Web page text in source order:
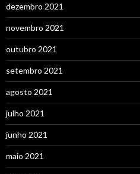
dezembro 2021
novembro 2021
outubro 2021
setembro 2021
agosto 2021
julho 2021
junho 2021
maio 2021